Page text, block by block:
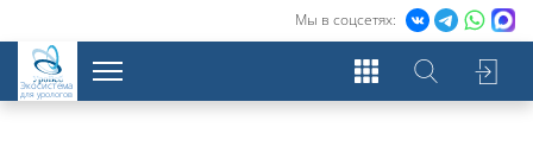
Мы в соцсетях:
Экосистема
для урологов